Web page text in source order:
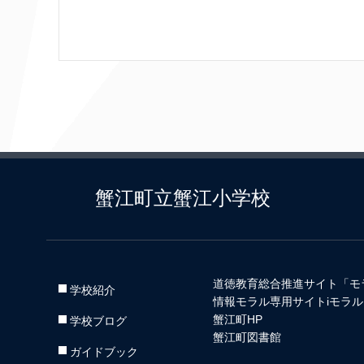
蟹江町立蟹江小学校
学校紹介
学校ブログ
ガイドブック
道徳教育総合推進サイト「モ
情報モラル専用サイトiモラル
蟹江町HP
蟹江町図書館